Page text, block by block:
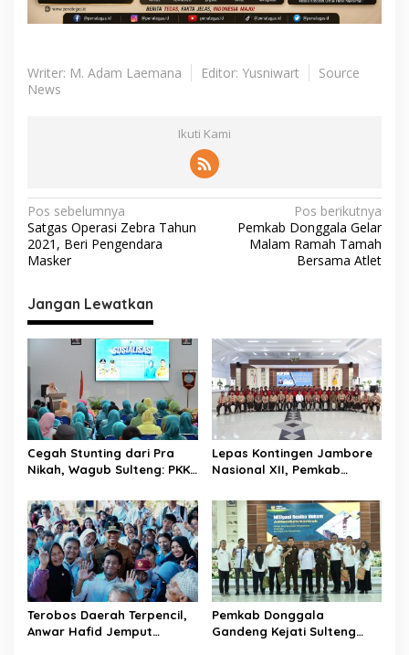
Writer: M. Adam Laemana Editor: Yusniwart
Source
News
Ikuti Kami
N
a
v
i
g
a
s
i
p
o
s
Pos sebelumnya
Satgas Operasi Zebra Tahun
2021, Beri Pengendara
Masker
Pos berikutnya
Pemkab Donggala Gelar
Malam Ramah Tamah
Bersama Atlet
Jangan Lewatkan
Cegah Stunting dari Pra
Nikah, Wagub Sulteng: PKK
Selamatkan Generasi Emas
Lepas Kontingen Jambore
Nasional XII, Pemkab
Pramuka Jadi Duta
Karakter dan Kebanggaan
Daerah
Terobos Daerah Terpencil,
Anwar Hafid Jemput
Pemkab Donggala
Gandeng Kejati Sulteng